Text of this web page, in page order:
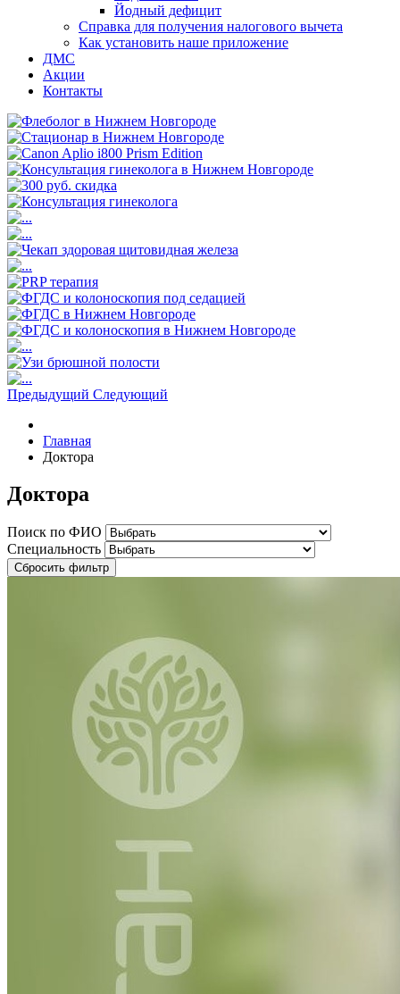
Йодный дефицит
Справка для получения налогового вычета
Как установить наше приложение
ДМС
Акции
Контакты
Предыдущий Следующий
Главная
Доктора
Доктора
Поиск по ФИО
Специальность
Сбросить фильтр